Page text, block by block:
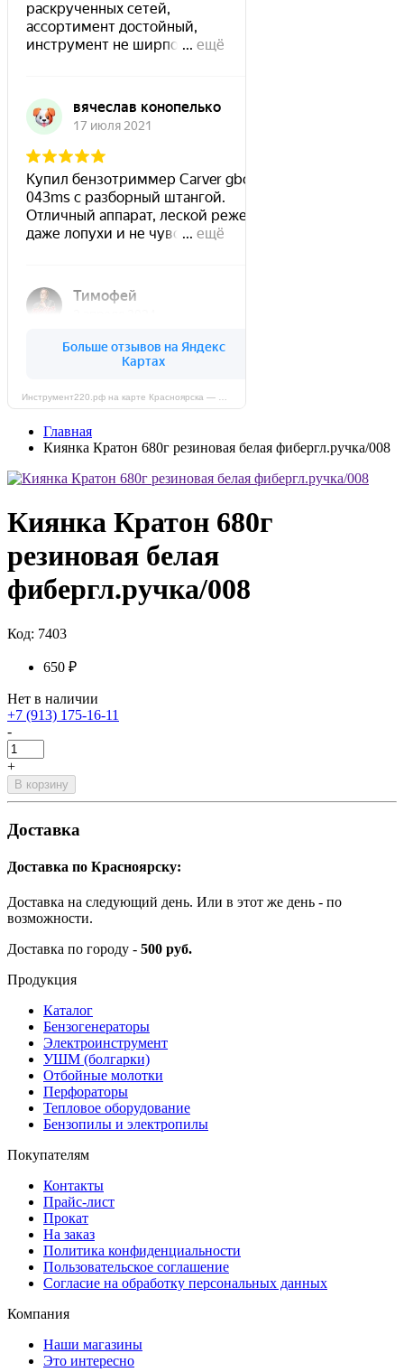
Главная
Киянка Кратон 680г резиновая белая фибергл.ручка/008
Киянка Кратон 680г
резиновая белая
фибергл.ручка/008
Код: 7403
650 ₽
Нет в наличии
+7 (913) 175-16-11
-
+
В корзину
Доставка
Доставка по Красноярску:
Доставка на следующий день. Или в этот же день - по
возможности.
Доставка по городу - 500 руб.
Продукция
Каталог
Бензогенераторы
Электроинструмент
УШМ (болгарки)
Отбойные молотки
Перфораторы
Тепловое оборудование
Бензопилы и электропилы
Покупателям
Контакты
Прайс-лист
Прокат
На заказ
Политика конфиденциальности
Пользовательское соглашение
Согласие на обработку персональных данных
Компания
Наши магазины
Это интересно